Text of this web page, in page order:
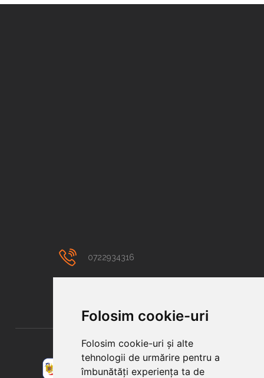
Folosim cookie-uri
Folosim cookie-uri și alte
tehnologii de urmărire pentru a
îmbunătăți experiența ta de
0722934316